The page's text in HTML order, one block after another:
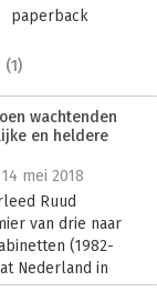
paperback
De Correspondent BV
(1)
wachtenden
en heldere
mei 2018
Ruud
van drie naar
(1982-
Nederland in
opzicht stevig